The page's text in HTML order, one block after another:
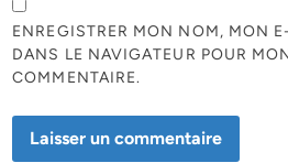
ENREGISTRER MON NOM, MON
DANS LE NAVIGATEUR POUR
COMMENTAIRE.